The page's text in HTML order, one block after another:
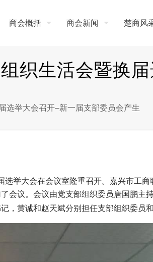
商会概括 商会新闻 楚商风
织生活会暨换
选举大会召开–新一届支部委员会产生
选举大会在会议室隆重召开。嘉兴市工商
会议。会议由党支部组织委员唐国鹏主持
，黄诚和赵天斌分别担任支部组织委员和